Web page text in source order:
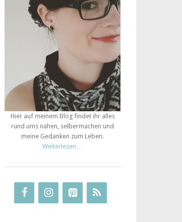
Hier auf meinem Blog findet ihr alles
rund ums nähen, selbermachen und
meine Gedanken zum Leben.
Weiterlesen…